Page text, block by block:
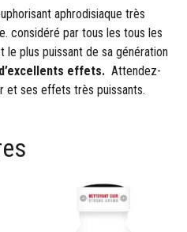
aphrodisiaque très
considéré par tous les tous les
plus puissant de sa génération
effets. Attendez-
et ses effets très puissants.